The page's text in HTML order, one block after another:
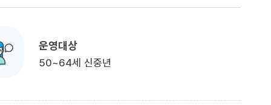
운영대상
50~64세 신중년